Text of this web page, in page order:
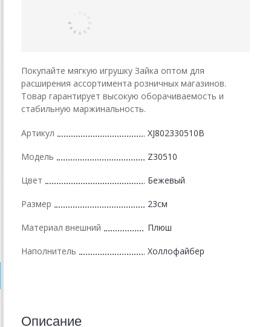
Покупайте мягкую игрушку Зайка оптом для
расширения ассортимента розничных магазинов.
Товар гарантирует высокую оборачиваемость и
стабильную маржинальность.
Артикул XJ802330510B
Модель Z30510
Цвет Бежевый
Размер 23см
Материал внешний Плюш
Наполнитель Холлофайбер
Описание